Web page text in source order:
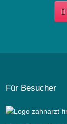
Für Besucher